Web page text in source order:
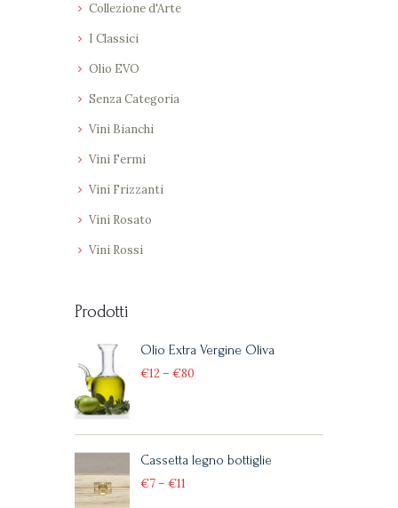
Collezione d'Arte
I Classici
Olio EVO
Senza Categoria
Vini Bianchi
Vini Fermi
Vini Frizzanti
Vini Rosato
Vini Rossi
Prodotti
Olio Extra Vergine Oliva
€12 –€80
Cassetta legno bottiglie
€7 –€11